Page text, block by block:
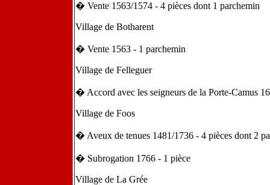
� Vente 1563/1574 - 4 pièces dont 1 parchemin
Village de Botharent
� Vente 1563 - 1 parchemin
Village de Felleguer
� Accord avec les seigneurs de la Porte-Camus
Village de Foos
� Aveux de tenues 1481/1736 - 4 pièces dont 2
� Subrogation 1766 - 1 pièce
Village de La Grée